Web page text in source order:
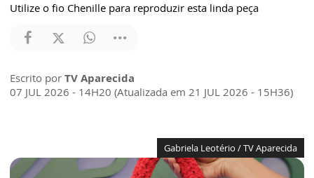
Utilize o fio Chenille para reproduzir esta linda peça
Escrito por TV Aparecida
07 JUL 2026 - 14H20 (Atualizada em 21 JUL 2026 - 15H36)
Gabriela Leotério / TV Aparecida